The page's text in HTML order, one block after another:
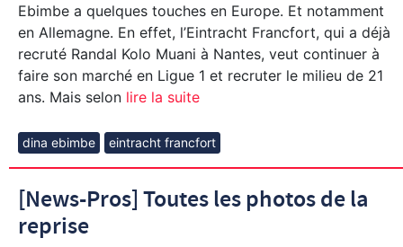
Ebimbe a quelques touches en Europe. Et notamment
en Allemagne. En effet, l’Eintracht Francfort, qui a déjà
recruté Randal Kolo Muani à Nantes, veut continuer à
faire son marché en Ligue 1 et recruter le milieu de 21
ans. Mais selon lire la suite
dina ebimbe eintracht francfort
[News-Pros] Toutes les photos de la
reprise